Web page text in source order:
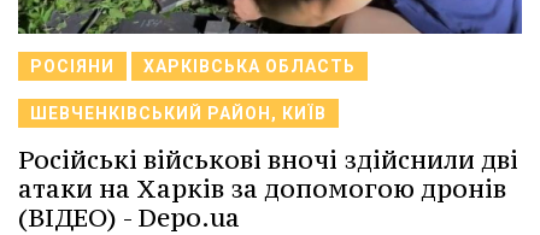
РОСІЯНИ ХАРКІВСЬКА ОБЛАСТЬ
ШЕВЧЕНКІВСЬКИЙ РАЙОН, КИЇВ
Російські військові вночі здійснили дві
атаки на Харків за допомогою дронів
(ВІДЕО) - Depo.ua